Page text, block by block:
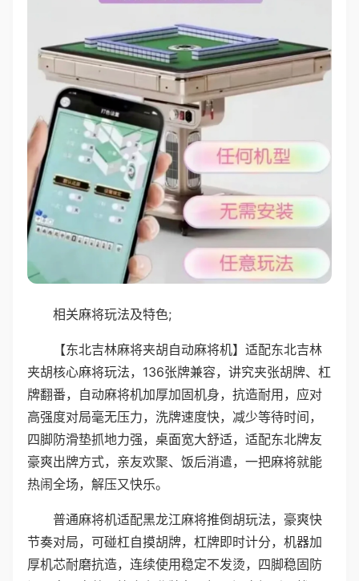
相关麻将玩法及特色;
【东北吉林麻将夹胡自动麻将机】适配东北吉林
夹胡核心麻将玩法，136张牌兼容，讲究夹张胡牌、杠
牌翻番，自动麻将机加厚加固机身，抗造耐用，应对
高强度对局毫无压力，洗牌速度快，减少等待时间，
四脚防滑垫抓地力强，桌面宽大舒适，适配东北牌友
豪爽出牌方式，亲友欢聚、饭后消遣，一把麻将就能
热闹全场，解压又快乐。
普通麻将机适配黑龙江麻将推倒胡玩法，豪爽快
节奏对局，可碰杠自摸胡牌，杠牌即时计分，机器加
厚机芯耐磨抗造，连续使用稳定不发烫，四脚稳固防